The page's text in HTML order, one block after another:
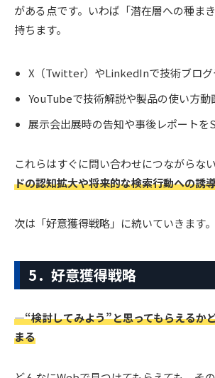
がある点です。いわば「潜在層への種ま
持ちます。
X（Twitter）やLinkedInで技術ブログ
YouTubeで技術解説や製品の使い方動
展示会出展時の告知や事後レポートを
これらはすぐに問い合わせにつながらない
ドの認知拡大や将来的な検索行動への誘
次は「好意獲得戦略」に続いていきます。
5．好意獲得戦略
―“検討してみよう”と思ってもらえるか
まる